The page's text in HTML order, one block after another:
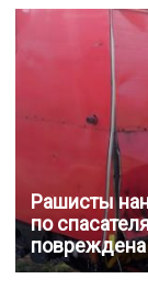
Рашисты
по